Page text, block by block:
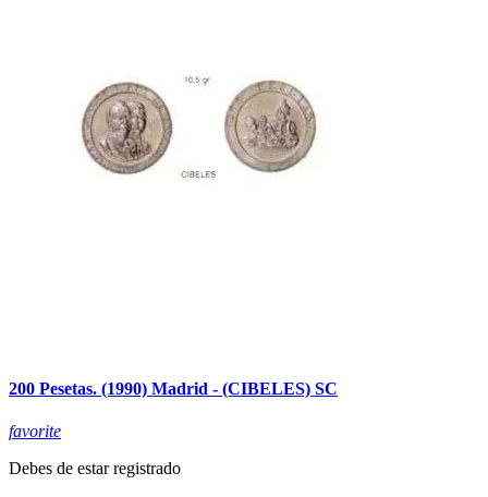
200 Pesetas. (1990) Madrid - (CIBELES) SC
favorite
Debes de estar registrado